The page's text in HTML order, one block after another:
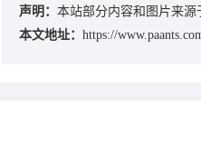
声明： 本站部分内容和图片来源
本文地址： https://